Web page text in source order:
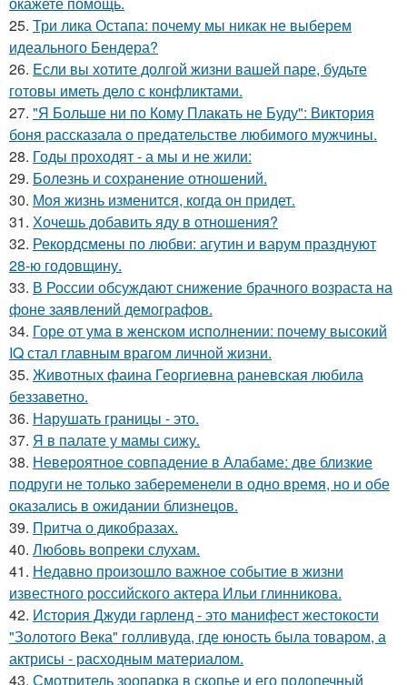
25. Три лика Остапа: почему мы никак не выберем
идеального Бендера?
26. Eсли вы хотите долгой жизни вашей паре, будьте
готовы иметь дело с конфликтами.
27. "Я Больше ни по Кому Плакать не Буду": Виктория
боня рассказала о предательстве любимого мужчины.
28. Годы проходят - а мы и не жили:
29. Болезнь и сохранение отношений.
30. Моя жизнь изменится, когда он придет.
31. Хочешь добавить яду в отношения?
32. Рекордсмены по любви: агутин и варум празднуют
28-ю годовщину.
33. В России обсуждают снижение брачного возраста на
фоне заявлений демографов.
34. Горе от ума в женском исполнении: почему высокий
IQ стал главным врагом личной жизни.
35. Животных фаина Георгиевна раневская любила
беззаветно.
36. Нарушать границы - это.
37. Я в палате у мамы сижу.
38. Невероятное совпадение в Алабаме: две близкие
подруги не только забеременели в одно время, но и обе
оказались в ожидании близнецов.
39. Притча о дикобразах.
40. Любовь вопреки слухам.
41. Недавно произошло важное событие в жизни
известного российского актера Ильи глинникова.
42. История Джуди гарленд - это манифест жестокости
"Золотого Века" голливуда, где юность была товаром, а
актрисы - расходным материалом.
43. Смотритель зоопарка в скопье и его подопечный